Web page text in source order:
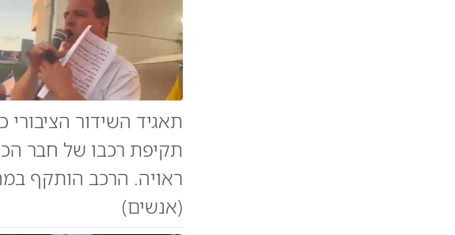
תאגיד השידור
תקיפת רכבו של חבר
ראויה. הרכב הותקף
(אנשים)